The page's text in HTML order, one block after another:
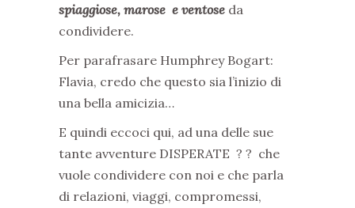
spiaggiose, marose e ventose da
condividere.
Per parafrasare Humphrey Bogart:
Flavia, credo che questo sia l’inizio di
una bella amicizia…
E quindi eccoci qui, ad una delle sue
tante avventure DISPERATE ? ? che
vuole condividere con noi e che parla
di relazioni, viaggi, compromessi,